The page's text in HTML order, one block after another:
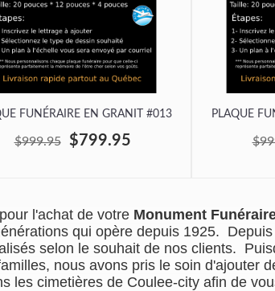
FUNÉRAIRE EN GRANIT #013
$999.95 $799.95
PLAQUE
l'achat de votre Monument
qui opère depuis 1925.
selon le souhait de nos clients.
nous avons pris le soin d'ajouter
les cimetières de Coulee-city afin de